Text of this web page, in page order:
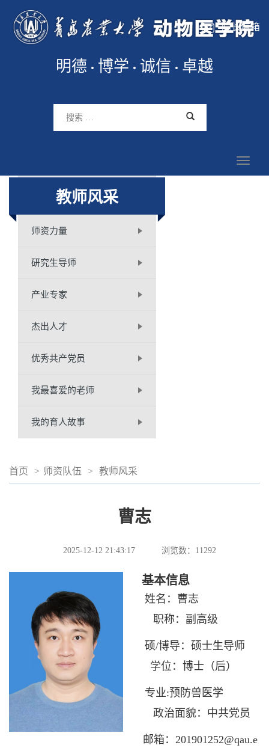
院长信箱
明德 博学 诚信 卓越
教师风采
师资力量
研究生导师
产业专家
杰出人才
优秀共产党员
我最喜爱的老师
我的育人故事
首页 > 师资队伍 > 教师风采
曹志
2025-12-12 21:43:17 浏览数： 11292
基本信息
姓名：曹志
职称：副高级
硕/博导：硕士生导师
学位：博士（后）
专业:预防兽医学
政治面貌：中共党员
邮箱：201901252@qau.e